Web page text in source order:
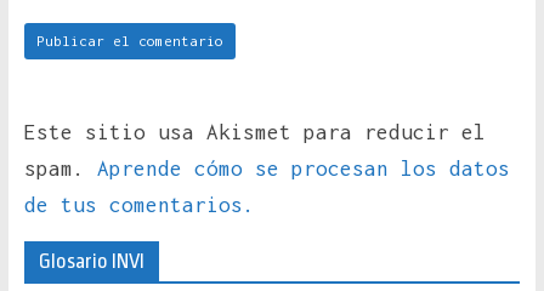
Este sitio usa Akismet para reducir el
spam. Aprende cómo se procesan los datos
de tus comentarios.
Glosario INVI